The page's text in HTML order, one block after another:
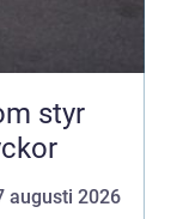
styr
augusti 2026